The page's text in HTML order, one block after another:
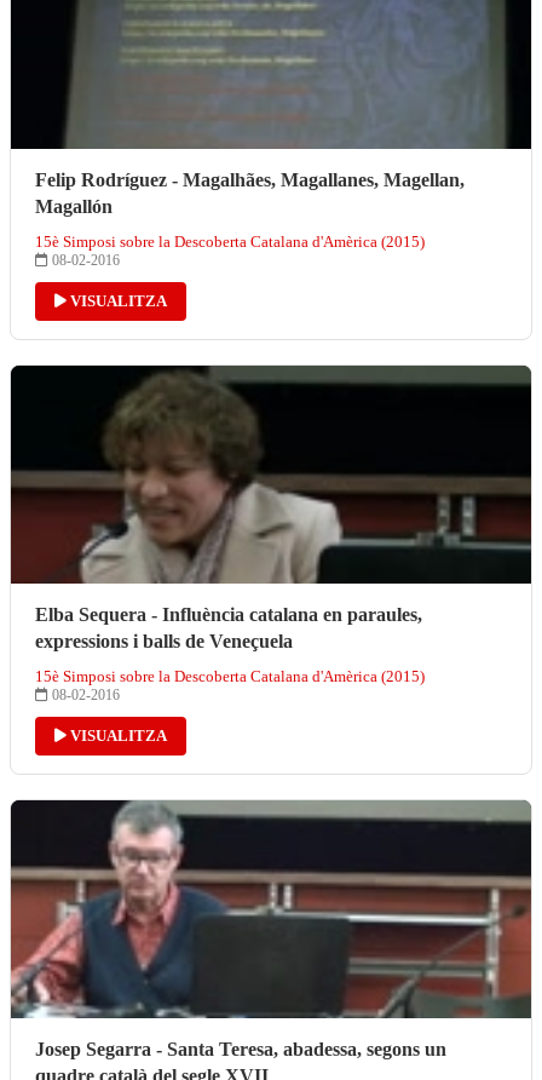
Felip Rodríguez - Magalhães, Magallanes, Magellan,
Magallón
15è Simposi sobre la Descoberta Catalana d'Amèrica (2015)
08-02-2016
VISUALITZA
Elba Sequera - Influència catalana en paraules,
expressions i balls de Veneçuela
15è Simposi sobre la Descoberta Catalana d'Amèrica (2015)
08-02-2016
VISUALITZA
Josep Segarra - Santa Teresa, abadessa, segons un
quadre català del segle XVII